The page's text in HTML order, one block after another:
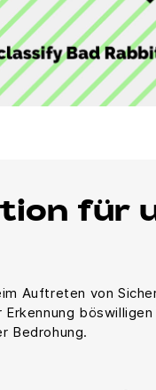
für
Auftreten von
Bedrohung.